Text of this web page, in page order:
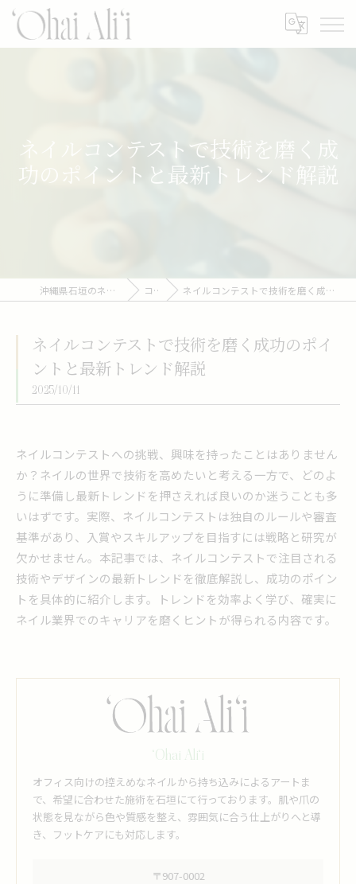
ネイルコンテストで技術を磨く成
功のポイントと最新トレンド解説
沖縄県石垣のネイルなら‘Ohai Ali‘i コラム ネイルコンテストで技術を磨く成功のポイントと最新トレンド解説
ネイルコンテストで技術を磨く成功のポイ
ントと最新トレンド解説
2025/10/11
ネイルコンテストへの挑戦、興味を持ったことはありません
か？ネイルの世界で技術を高めたいと考える一方で、どのよ
うに準備し最新トレンドを押さえれば良いのか迷うことも多
いはずです。実際、ネイルコンテストは独自のルールや審査
基準があり、入賞やスキルアップを目指すには戦略と研究が
欠かせません。本記事では、ネイルコンテストで注目される
技術やデザインの最新トレンドを徹底解説し、成功のポイン
トを具体的に紹介します。トレンドを効率よく学び、確実に
ネイル業界でのキャリアを磨くヒントが得られる内容です。
‘Ohai Ali‘i
オフィス向けの控えめなネイルから持ち込みによるアートま
で、希望に合わせた施術を石垣にて行っております。肌や爪の
状態を見ながら色や質感を整え、雰囲気に合う仕上がりへと導
き、フットケアにも対応します。
〒907-0002